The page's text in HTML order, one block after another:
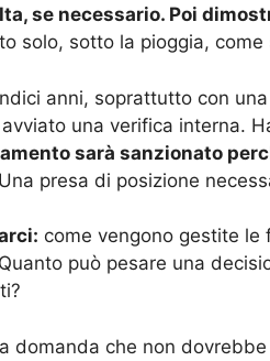
se necessario. Poi
solo, sotto la pioggia,
anni, soprattutto con una
una verifica interna.
sarà sanzionato
Una presa di posizione
come vengono gestite le
può pesare una
domanda che non